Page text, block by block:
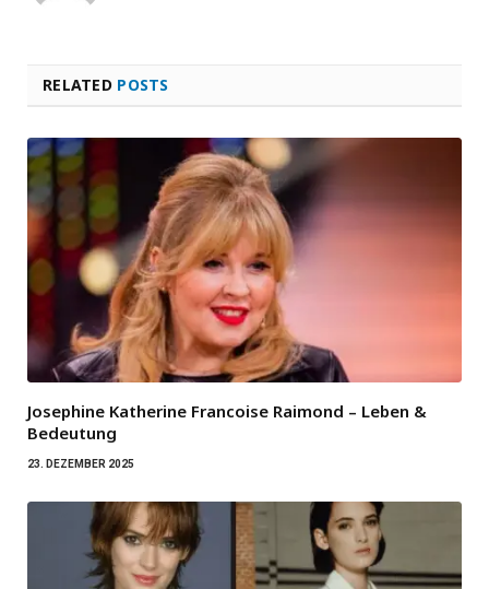
RELATED POSTS
Josephine Katherine Francoise Raimond – Leben &
Bedeutung
23. DEZEMBER 2025